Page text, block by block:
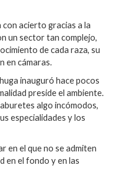
acierto gracias a la
un sector tan complejo,
de cada raza, su
en cámaras.
inauguró hace pocos
preside el ambiente.
algo incómodos,
especialidades y los
en el que no se admiten
en el fondo y en las